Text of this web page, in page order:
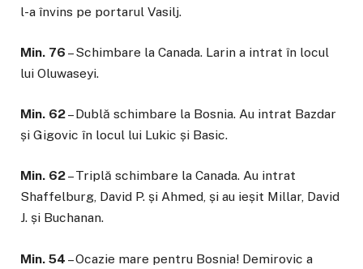
l-a învins pe portarul Vasilj.
Min. 76 – Schimbare la Canada. Larin a intrat în locul
lui Oluwaseyi.
Min. 62– Dublă schimbare la Bosnia. Au intrat Bazdar
și Gigovic în locul lui Lukic și Basic.
Min. 62– Triplă schimbare la Canada. Au intrat
Shaffelburg, David P. și Ahmed, și au ieșit Millar, David
J. și Buchanan.
Min. 54 – Ocazie mare pentru Bosnia! Demirovic a